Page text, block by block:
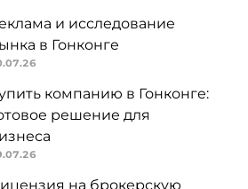
и исследование
в Гонконге
компанию в Гонконге:
решение для
на брокерскую